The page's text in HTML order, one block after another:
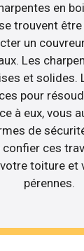
en
trouvent
un
Les
et solides.
pour
à eux, vous
de
ces
toiture
pérennes.